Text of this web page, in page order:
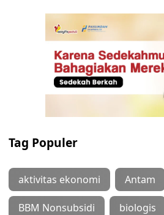
Tag Populer
aktivitas ekonomi Antam
BBM Nonsubsidi biologis